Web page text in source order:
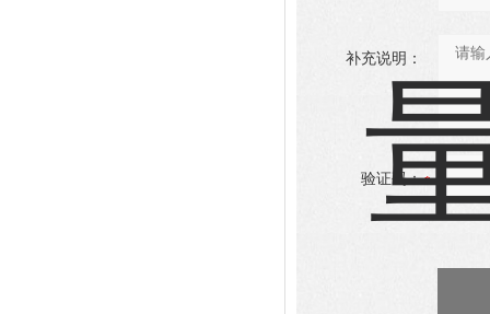
补充说明：
验证码：